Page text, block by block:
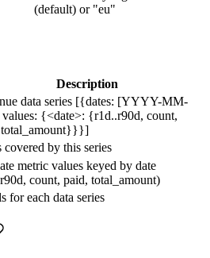
(default) or "eu"
Description
data series [{dates: [YYYY-MM-
{<date>: {r1d..r90d, count,
total_amount}}}]
covered by this series
metric values keyed by date
count, paid, total_amount)
for each data series